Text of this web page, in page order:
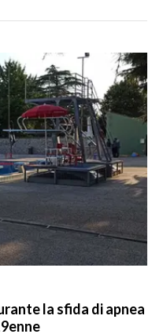
la sfida di apnea